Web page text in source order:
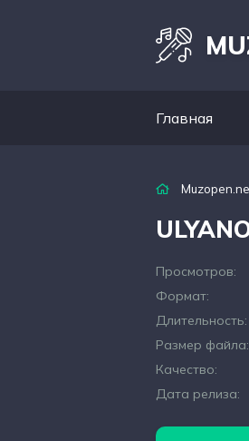
Главная
Просмотров:
Формат:
Длительность:
Размер файла:
Качество:
Дата релиза: